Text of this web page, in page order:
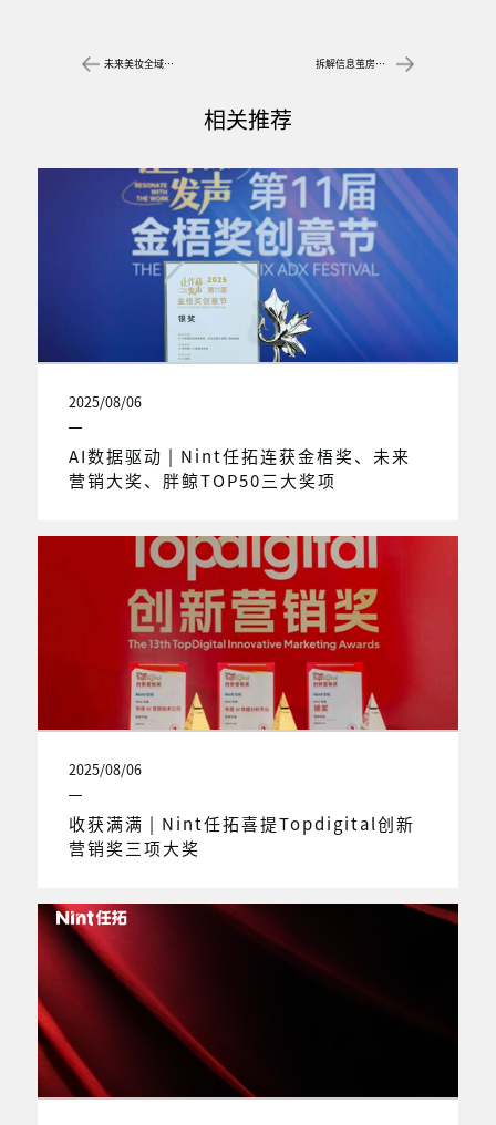
未来美妆全域增长“破局点”在哪？ 拆解信息茧房，科学测量助力品牌实现品效双赢
相关推荐
2025/08/06
AI数据驱动 | Nint任拓连获金梧奖、未来
营销大奖、胖鲸TOP50三大奖项
2025/08/06
收获满满 | Nint任拓喜提Topdigital创新
营销奖三项大奖